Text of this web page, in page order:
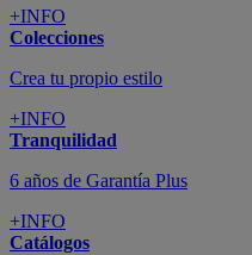
+INFO
Colecciones
Crea tu propio estilo
+INFO
Tranquilidad
6 años de Garantía Plus
+INFO
Catálogos